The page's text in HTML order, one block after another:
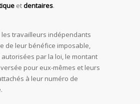
etdentaires.
les travailleurs indépendants
de leur bénéfice imposable,
par la loi, le montant
pour eux-mêmes et leurs
à leur numéro de